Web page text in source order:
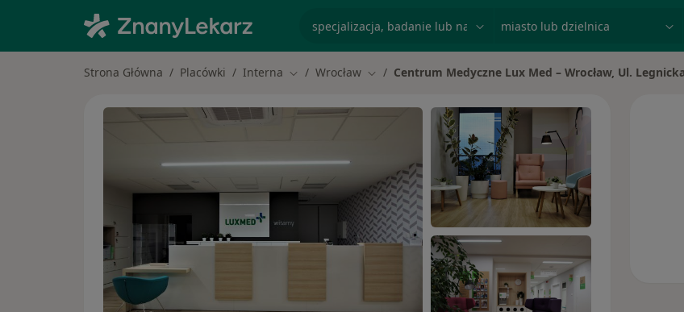
Strona Główna Placówki Interna Zmień miasto
Wrocław Zmień miasto
Centrum Medyczne Lux Med – Wrocław, Ul.